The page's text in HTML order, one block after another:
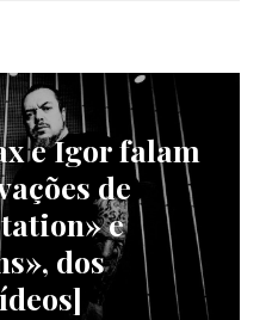
e Igor falam
de
e
dos